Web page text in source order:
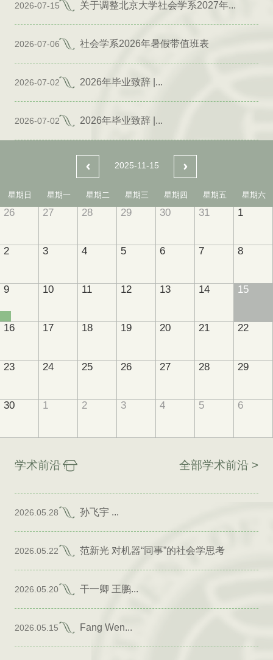
2026-07-15 关于调整北京大学社会学系2027年...
2026-07-06 社会学系2026年暑假带值班表
2026-07-02 2026年毕业致辞 |...
2026-07-02 2026年毕业致辞 |...
2025-11-15
星期日 星期一 星期二 星期三 星期四 星期五 星期六
26 27 28 29 30 31 1
2 3 4 5 6 7 8
9 10 11 12 13 14 15
16 17 18 19 20 21 22
23 24 25 26 27 28 29
30 1 2 3 4 5 6
学术前沿 全部学术前沿 >
2026.05.28 孙飞宇 ...
2026.05.22 范新光 对机器“同事”的社会学思考
2026.05.20 干一卿 王鹏...
2026.05.15 Fang Wen...